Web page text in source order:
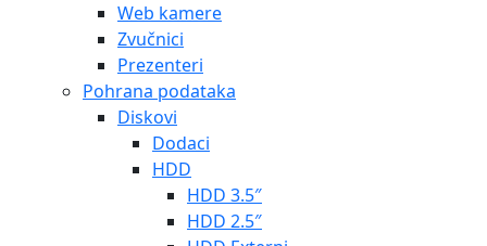
Web kamere
Zvučnici
Prezenteri
Pohrana podataka
Diskovi
Dodaci
HDD
HDD 3.5″
HDD 2.5″